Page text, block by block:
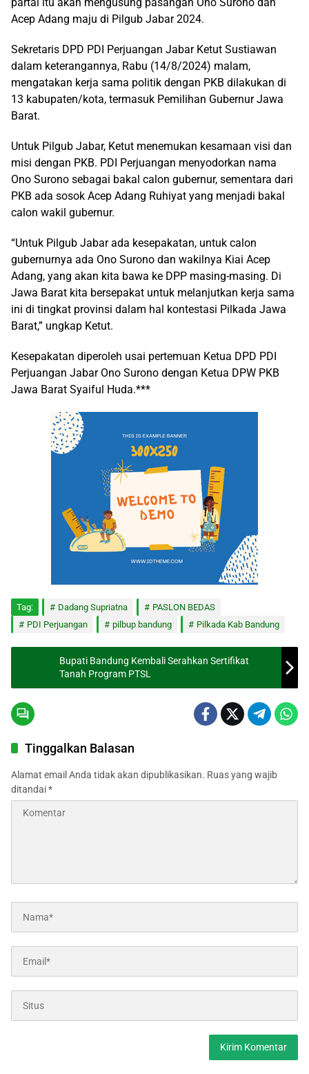
Acep Adang maju di Pilgub Jabar 2024.
Sekretaris DPD PDI Perjuangan Jabar Ketut Sustiawan
dalam keterangannya, Rabu (14/8/2024) malam,
mengatakan kerja sama politik dengan PKB dilakukan di
13 kabupaten/kota, termasuk Pemilihan Gubernur Jawa
Barat.
Untuk Pilgub Jabar, Ketut menemukan kesamaan visi dan
misi dengan PKB. PDI Perjuangan menyodorkan nama
Ono Surono sebagai bakal calon gubernur, sementara dari
PKB ada sosok Acep Adang Ruhiyat yang menjadi bakal
calon wakil gubernur.
“Untuk Pilgub Jabar ada kesepakatan, untuk calon
gubernurnya ada Ono Surono dan wakilnya Kiai Acep
Adang, yang akan kita bawa ke DPP masing-masing. Di
Jawa Barat kita bersepakat untuk melanjutkan kerja sama
ini di tingkat provinsi dalam hal kontestasi Pilkada Jawa
Barat,” ungkap Ketut.
Kesepakatan diperoleh usai pertemuan Ketua DPD PDI
Perjuangan Jabar Ono Surono dengan Ketua DPW PKB
Jawa Barat Syaiful Huda.***
Tag: Dadang Supriatna
PASLON BEDAS
PDI Perjuangan
pilbup bandung Pilkada Kab Bandung
Bupati Bandung Kembali Serahkan Sertifikat
Tanah Program PTSL
Tinggalkan Balasan
Alamat email Anda tidak akan dipublikasikan. Ruas yang wajib
ditandai*